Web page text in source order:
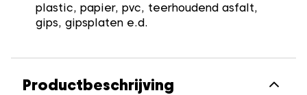
plastic, papier, pvc, teerhoudend asfalt,
gips, gipsplaten e.d.
Productbeschrijving